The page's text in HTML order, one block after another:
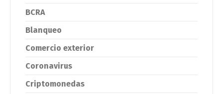
BCRA
Blanqueo
Comercio exterior
Coronavirus
Criptomonedas